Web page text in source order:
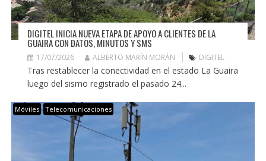
DIGITEL INICIA NUEVA ETAPA DE APOYO A CLIENTES DE LA
GUAIRA CON DATOS, MINUTOS Y SMS
17/07/2026 ALBERTO MARÍN MORÁN DIGITEL
Tras restablecer la conectividad en el estado La Guaira
luego del sismo registrado el pasado 24...
Móviles Telecomunicaciones